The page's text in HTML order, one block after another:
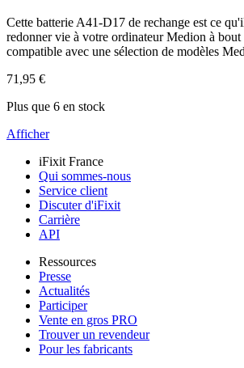
Cette batterie A41-D17 de rechange est ce
redonner vie à votre ordinateur Medion à
compatible avec une sélection de modèles
71,95 €
Plus que 6 en stock
Afficher
iFixit France
Qui sommes-nous
Service client
Discuter d'iFixit
Carrière
API
Ressources
Presse
Actualités
Participer
Vente en gros PRO
Trouver un revendeur
Pour les fabricants